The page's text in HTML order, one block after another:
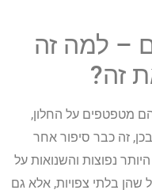
– למה זה
זה?
מטפטפים על החלון,
זה כבר סיפור אחר
נפוצות והשנואות על
שהן בלתי צפויות, אלא גם